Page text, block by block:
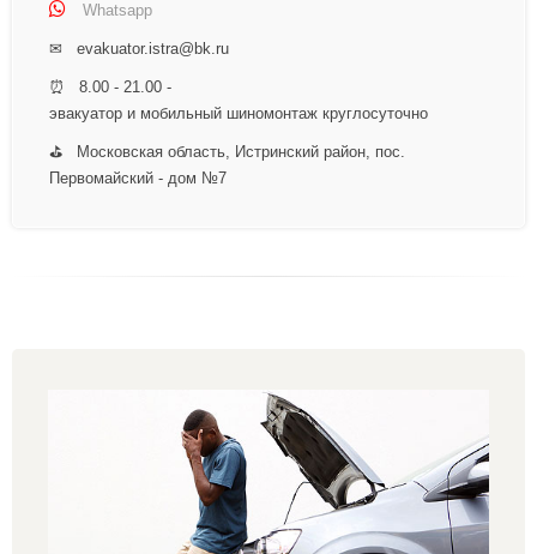
Whatsapp
✉ evakuator.istra@bk.ru
⏰ 8.00 - 21.00 -
эвакуатор и мобильный шиномонтаж круглосуточно
⛳ Московская область, Истринский район, пос.
Первомайский - дом №7